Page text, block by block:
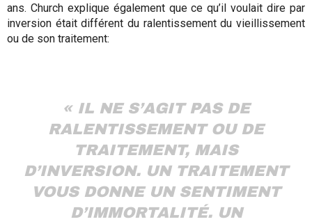
ans. Church explique également que ce qu’il voulait dire par
inversion était différent du ralentissement du vieillissement
ou de son traitement:
« IL NE S’AGIT PAS DE
RALENTISSEMENT OU DE
TRAITEMENT, MAIS
D’INVERSION. UN TRAITEMENT
VOUS DONNE UN SENTIMENT
D’IMMORTALITÉ. UN